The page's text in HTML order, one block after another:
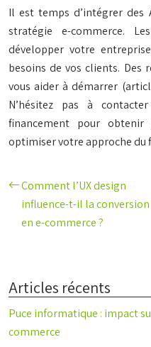
Il est temps d’intégrer des
stratégie e-commerce.
développer votre
besoins de vos clients. Des
vous aider à démarrer
N’hésitez pas à
financement pour obtenir
optimiser votre approche du
Comment l’UX design
influence-t-il la conversion
en e-commerce ?
Articles récents
Puce informatique : impact
commerce